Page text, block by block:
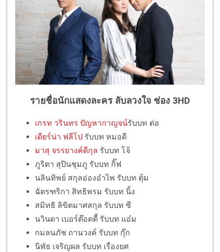
รายชื่อนักแสดงละคร ลับลวงใจ ช่อง 3HD
เกรท วรินทร ปัญหากาญจน์รับบท ต่อ
เดียร์น่า ฟลีโป รับบท หมอดี
มาสุ จรรยางค์ดีกุล รับบท โจ้
ภูริตา สุปินชุมภู รับบท กิ๊ฟ
นลินทิพย์ สกุลอ่องอำไพ รับบท ตุ้ม
ฉัตรฑริกา สิทธิพรม รับบท นิ้ง
สมิทธิ ลิขิตมาศสกุล รับบท ซี
นวินดา เบอร์ต๊อดตี้ รับบท แอ๋ม
กมลนภัช ถานวงค์ รับบท กุ๊ก
นิพัธ เจริญผล รับบท เรืองยศ